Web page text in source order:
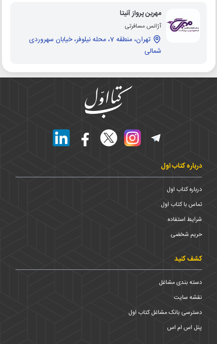
مهرین پرواز آنیتا
آژانس مسافرتی
تهران، منطقه 7، محله نیلوفر، خیابان سهروردی
شمالی
درباره کتاب اول
درباره کتاب اول
تماس با کتاب اول
شرایط استفاده
حریم شخضی
کشف کنید
دسته بندی مشاغل
نقشه سایت
دسترسی بانک مشاغل کتاب اول
پنل اس ام اس